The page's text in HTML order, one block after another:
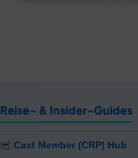
Reise- & Insider-Guides
Cast Member (CRP) Hub